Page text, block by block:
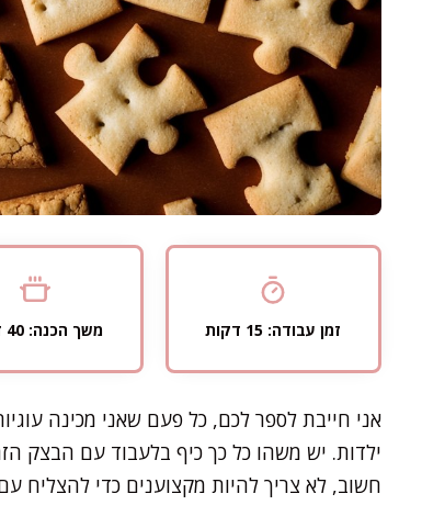
זמן עבודה: 15 דקות משך הכנה: 40 דקות
אני חייבת לספר לכם, כל פעם שאני מכינה
ילדות. יש משהו כל כך כיף בלעבוד עם הבצק
חשוב, לא צריך להיות מקצוענים כדי להצליח